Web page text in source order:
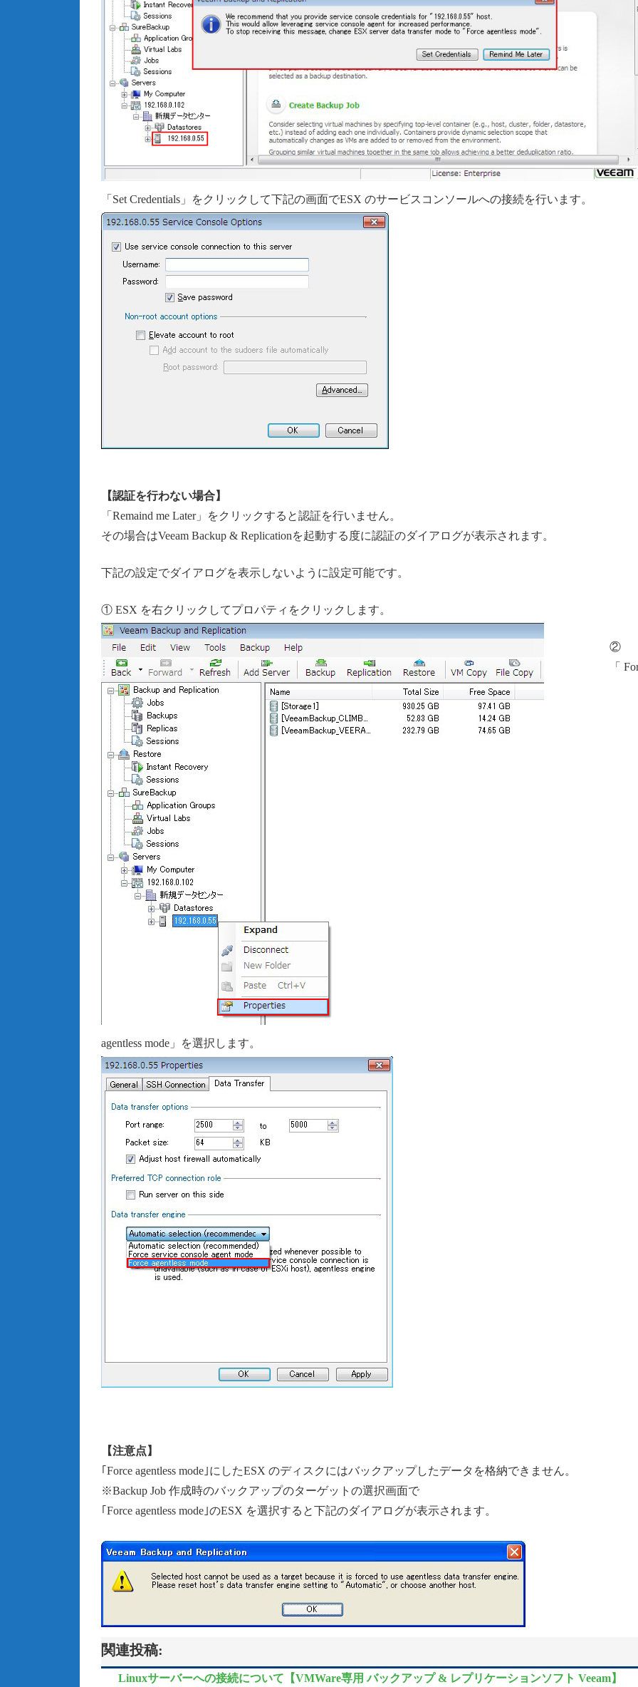
「Set Credentials」をクリックして下記の画面でESX のサービスコンソールへの接続を行います。
【認証を行わない場合】
「Remaind me Later」をクリックすると認証を行いません。
その場合はVeeam Backup & Replicationを起動する度に認証のダイアログが表示されます。
下記の設定でダイアログを表示しないように設定可能です。
① ESX を右クリックしてプロパティをクリックします。
②
「
agentless mode」を選択します。
【注意点】
｢Force agentless mode｣にしたESX のディスクにはバックアップしたデータを格納できません。
※Backup Job 作成時のバックアップのターゲットの選択画面で
｢Force agentless mode｣のESX を選択すると下記のダイアログが表示されます。
関連投稿:
Linuxサーバーへの接続について【VMWare専用 バックアップ & レプリケーションソフト Veeam】